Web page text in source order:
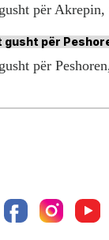
për Akrepin,
për